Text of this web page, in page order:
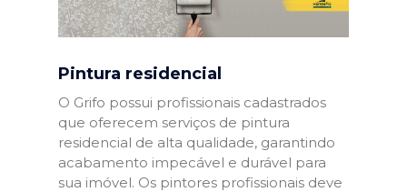
Pintura residencial
O Grifo possui profissionais cadastrados
que oferecem serviços de pintura
residencial de alta qualidade, garantindo
acabamento impecável e durável para
sua imóvel. Os pintores profissionais deve